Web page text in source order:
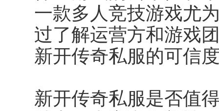
一款多人竞技游戏尤
过了解运营方和游戏
新开传奇私服的可信
新开传奇私服是否值